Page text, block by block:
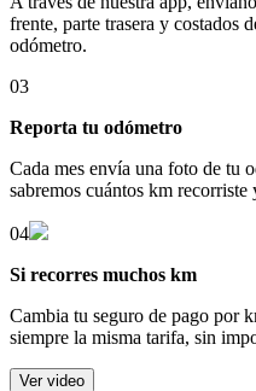
frente, parte trasera y costados
odómetro.
03
Reporta tu odómetro
Cada mes envía una foto de tu
sabremos cuántos km
04
Si recorres muchos km
Cambia tu seguro de pago por
siempre la misma tarifa, sin
Ver video